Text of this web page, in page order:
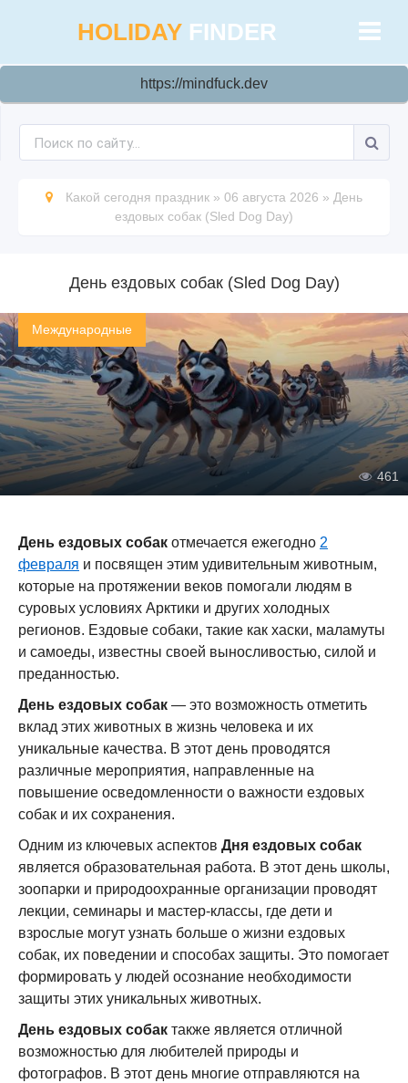
HOLIDAY FINDER
https://mindfuck.dev
Какой сегодня праздник » 06 августа 2026 » День
ездовых собак (Sled Dog Day)
День ездовых собак (Sled Dog Day)
Международные
461
День ездовых собак отмечается ежегодно 2
февраля и посвящен этим удивительным животным,
которые на протяжении веков помогали людям в
суровых условиях Арктики и других холодных
регионов. Ездовые собаки, такие как хаски, маламуты
и самоеды, известны своей выносливостью, силой и
преданностью.
День ездовых собак — это возможность отметить
вклад этих животных в жизнь человека и их
уникальные качества. В этот день проводятся
различные мероприятия, направленные на
повышение осведомленности о важности ездовых
собак и их сохранения.
Одним из ключевых аспектов Дня ездовых собак
является образовательная работа. В этот день школы,
зоопарки и природоохранные организации проводят
лекции, семинары и мастер-классы, где дети и
взрослые могут узнать больше о жизни ездовых
собак, их поведении и способах защиты. Это помогает
формировать у людей осознание необходимости
защиты этих уникальных животных.
День ездовых собак также является отличной
возможностью для любителей природы и
фотографов. В этот день многие отправляются на